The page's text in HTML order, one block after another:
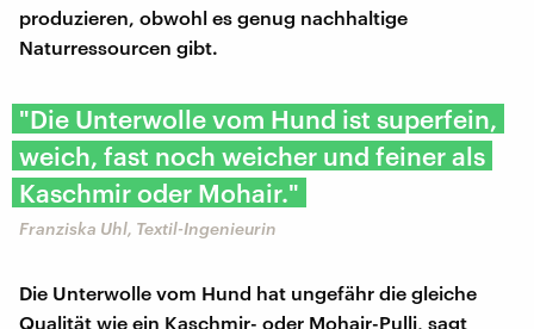
produzieren, obwohl es genug nachhaltige
Naturressourcen gibt.
"Die Unterwolle vom Hund ist superfein,
weich, fast noch weicher und feiner als
Kaschmir oder Mohair."
Franziska Uhl, Textil-Ingenieurin
Die Unterwolle vom Hund hat ungefähr die gleiche
Qualität wie ein Kaschmir- oder Mohair-Pulli, sagt